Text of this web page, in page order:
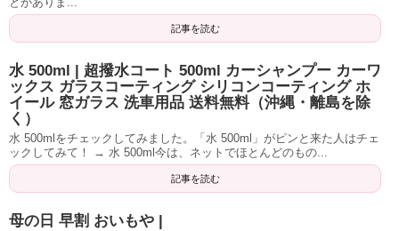
記事を読む
水 500ml | 超撥水コート 500ml カーシャンプー カーワ
ックス ガラスコーティング シリコンコーティング ホ
イール 窓ガラス 洗車用品 送料無料（沖縄・離島を除
く）
水 500mlをチェックしてみました。「水 500ml」がピンと来た人はチェ
ックしてみて！ → 水 500ml今は、ネットでほとんどのもの...
記事を読む
母の日 早割 おいもや |